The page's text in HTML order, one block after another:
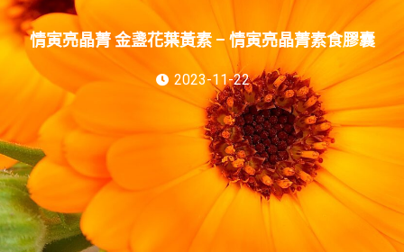
情寅亮晶菁 金盞花葉黃素 – 情寅亮晶菁素食膠囊
2023-11-22